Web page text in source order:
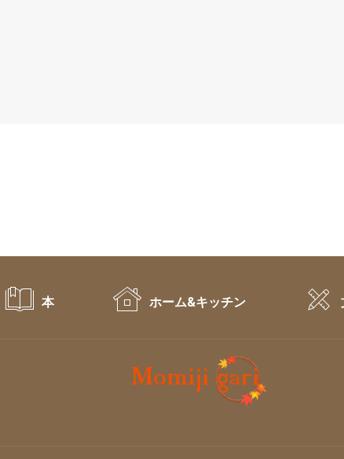
本 ホーム&キッチン